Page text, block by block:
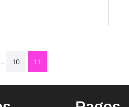
10 11